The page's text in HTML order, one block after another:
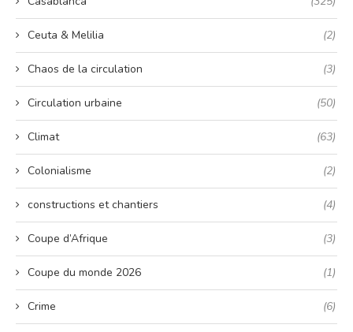
Ceuta & Melilia (2)
Chaos de la circulation (3)
Circulation urbaine (50)
Climat (63)
Colonialisme (2)
constructions et chantiers (4)
Coupe d’Afrique (3)
Coupe du monde 2026 (1)
Crime (6)